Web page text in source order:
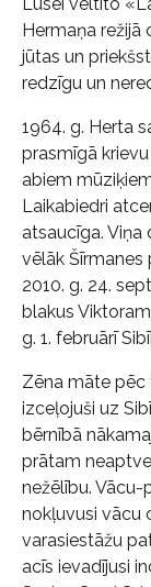
Hermaņa režijā
jūtas un
redzīgu un
1964. g. Herta
prasmīgā
abiem
Laikabiedri
atsaucīga. Viņa
vēlāk Šīrmanes
2010. g. 24.
blakus
g. 1. februārī
Zēna māte pēc
izceļojuši uz
bērnībā
prātam
nežēlību.
nokļuvusi vācu
varasiestāžu
acīs ievadījusi